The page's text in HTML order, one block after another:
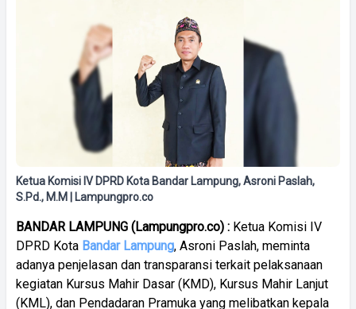
Ketua Komisi IV DPRD Kota Bandar Lampung, Asroni Paslah,
S.Pd., M.M | Lampungpro.co
BANDAR LAMPUNG (Lampungpro.co) : Ketua Komisi IV
DPRD Kota Bandar Lampung, Asroni Paslah, meminta
adanya penjelasan dan transparansi terkait pelaksanaan
kegiatan Kursus Mahir Dasar (KMD), Kursus Mahir Lanjut
(KML), dan Pendadaran Pramuka yang melibatkan kepala